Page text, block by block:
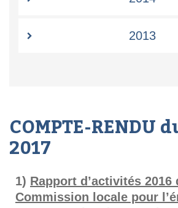
2013
COMPTE-RENDU
2017
Rapport d’activités 2016
Commission locale pour